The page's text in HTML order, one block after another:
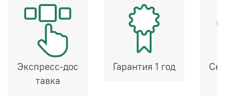
Экспресс-дос
тавка
Гарантия 1 год